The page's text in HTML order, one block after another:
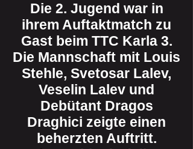
Die 2. Jugend war in
ihrem Auftaktmatch zu
Gast beim TTC Karla 3.
Die Mannschaft mit Louis
Stehle, Svetosar Lalev,
Veselin Lalev und
Debütant Dragos
Draghici zeigte einen
beherzten Auftritt.